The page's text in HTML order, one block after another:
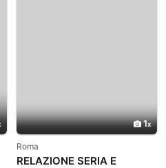
1
Roma
RELAZIONE SERIA E